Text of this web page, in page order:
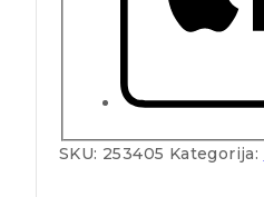
SKU: 253405 Kategorija: